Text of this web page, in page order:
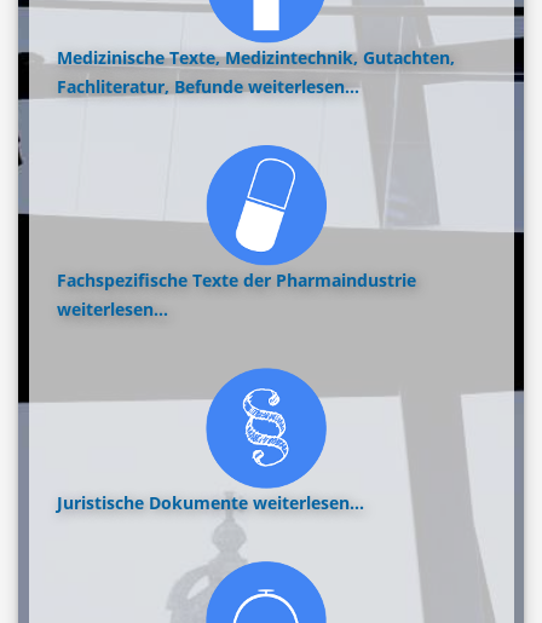
Medizinische Texte, Medizintechnik, Gutachten,
Fachliteratur, Befunde weiterlesen...
Fachspezifische Texte der Pharmaindustrie
weiterlesen...
Juristische Dokumente weiterlesen...